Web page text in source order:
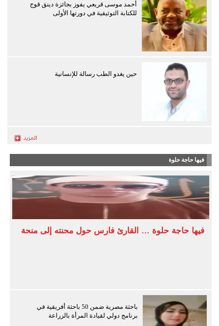
أحمد موسى قريعي يفوز بجائزة دينق قوج
للكتابة التوثيقية في دورتها الأولى
حين يغدو الطب رسالة للإنسانية
فيها حاجة حلوة
فيها حاجة حلوة … القارئ فارس حول محنته إلى منحة
باحثة مصرية ضمن 50 باحثة أفريقية في
برنامج دولي لقيادة المرأة بالزراعة